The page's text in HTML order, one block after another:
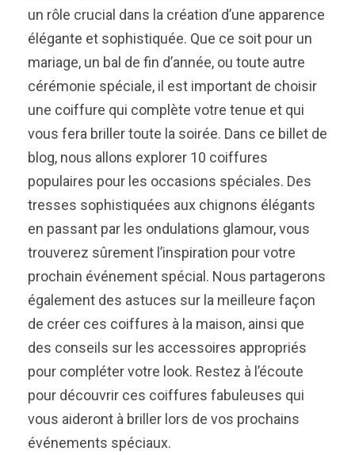
un rôle crucial dans la création d’une apparence
élégante et sophistiquée. Que ce soit pour un
mariage, un bal de fin d’année, ou toute autre
cérémonie spéciale, il est important de choisir
une coiffure qui complète votre tenue et qui
vous fera briller toute la soirée. Dans ce billet de
blog, nous allons explorer 10 coiffures
populaires pour les occasions spéciales. Des
tresses sophistiquées aux chignons élégants
en passant par les ondulations glamour, vous
trouverez sûrement l’inspiration pour votre
prochain événement spécial. Nous partagerons
également des astuces sur la meilleure façon
de créer ces coiffures à la maison, ainsi que
des conseils sur les accessoires appropriés
pour compléter votre look. Restez à l’écoute
pour découvrir ces coiffures fabuleuses qui
vous aideront à briller lors de vos prochains
événements spéciaux.